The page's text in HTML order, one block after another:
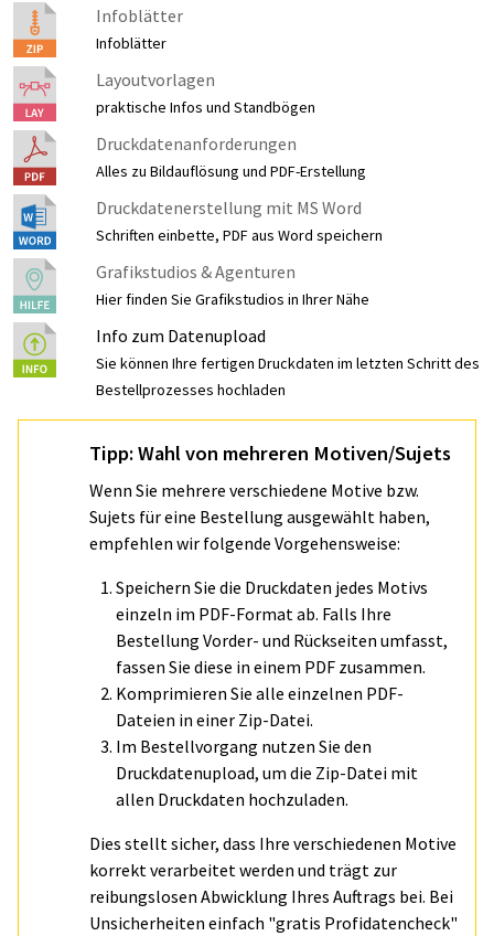
Infoblätter
Infoblätter
Layoutvorlagen
praktische Infos und Standbögen
Druckdatenanforderungen
Alles zu Bildauflösung und PDF-Erstellung
Druckdatenerstellung mit MS Word
Schriften einbette, PDF aus Word speichern
Grafikstudios & Agenturen
Hier finden Sie Grafikstudios in Ihrer Nähe
Info zum Datenupload
Sie können Ihre fertigen Druckdaten im letzten Schritt des
Bestellprozesses hochladen
Tipp: Wahl von mehreren Motiven/Sujets
Wenn Sie mehrere verschiedene Motive bzw.
Sujets für eine Bestellung ausgewählt haben,
empfehlen wir folgende Vorgehensweise:
Speichern Sie die Druckdaten jedes Motivs
einzeln im PDF-Format ab. Falls Ihre
Bestellung Vorder- und Rückseiten umfasst,
fassen Sie diese in einem PDF zusammen.
Komprimieren Sie alle einzelnen PDF-
Dateien in einer Zip-Datei.
Im Bestellvorgang nutzen Sie den
Druckdatenupload, um die Zip-Datei mit
allen Druckdaten hochzuladen.
Dies stellt sicher, dass Ihre verschiedenen Motive
korrekt verarbeitet werden und trägt zur
reibungslosen Abwicklung Ihres Auftrags bei. Bei
Unsicherheiten einfach "gratis Profidatencheck"